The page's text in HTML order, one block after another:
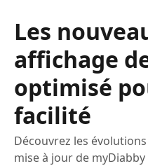
Les
affichage
optimisé
facilité
Découvrez les
mise à jour de